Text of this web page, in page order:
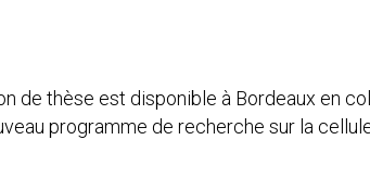
de thèse est disponible à Bordeaux en
programme de recherche sur la